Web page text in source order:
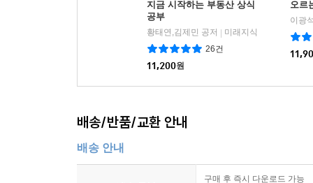
지금 시작하는 부동산 상식
공부
황태연,김제민 공저 | 미래지식
26건
11,200원
오르
이광
배송/반품/교환 안내
배송 안내
구매 후 즉시 다운로드 가능